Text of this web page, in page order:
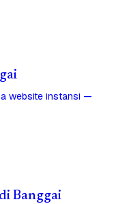
website instansi —
Banggai